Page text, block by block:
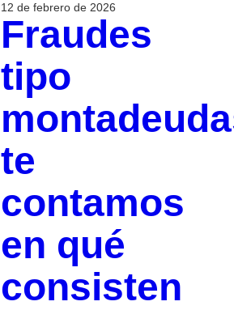
12 de febrero de 2026
Fraudes
tipo
te
contamos
en qué
consisten